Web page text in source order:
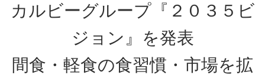
カルビーグループ『２０３５ビ
ジョン』を発表
間食・軽食の食習慣・市場を拡